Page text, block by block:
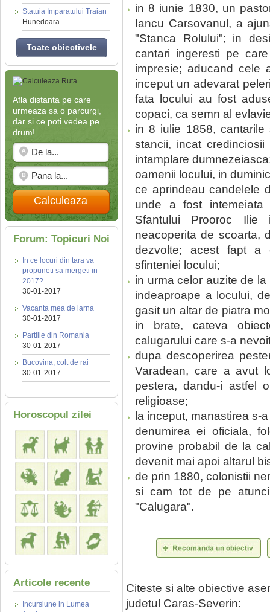
Statuia Imparatului Traian
Hunedoara
Toate obiectivele
Afla distanta pe care
urmeaza sa o parcurgi,
dar si ce poti vedea pe
drum!
Calculeaza
Forum: Topicuri Noi
In ce locuri din tara va
propuneti sa mergeti in
2017?
30-01-2017
Vacanta mea de iarna
30-01-2017
Partiile din Romania
30-01-2017
Bucovina, colt de rai
30-01-2017
Horoscopul zilei
Articole recente
Incursiune in Lumea
in 8 iunie 1830, un
Iancu Carsovanul, a
"Stanca Rolului"; in
cantari ingeresti pe
impresie; aducand cele
inceput un adevarat
fata locului au fost
copaci, ca semn al
in 8 iulie 1858,
stancii, incat
intamplare
oamenii locului, in
ce aprindeau candelele
unde a fost
Sfantului Prooroc Ilie
neacoperita de scoarta,
dezvolte; acest fapt a
sfinteniei locului;
in urma celor auzite de
indeaproape a locului,
gasit un altar de piatra
in brate, cateva
calugarului care s-a
dupa descoperirea
Varadean, care a avut
pestera, dandu-i astfel
religioase;
la inceput, manastirea s-
denumirea ei oficiala,
provine probabil de la
devenit mai apoi altarul
de prin 1880, colonistii
si cam tot de pe
"Calugara".
Citeste si alte obiective
judetul Caras-Severin: